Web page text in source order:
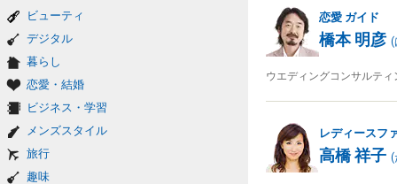
ビューティ
デジタル
暮らし
恋愛・結婚
ビジネス・学習
メンズスタイル
旅行
趣味
恋愛 ガイド
橋本 明彦 (
ウエディングコンサルテ
レディースフ
高橋 祥子 (